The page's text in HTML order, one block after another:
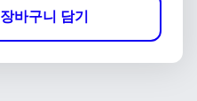
장바구니 담기